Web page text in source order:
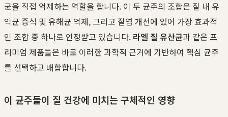
균을 직접 억제하는 역할을 합니다. 이 두 균주의 조합은 질 내 유
익균 증식 및 유해균 억제, 그리고 질염 개선에 있어 가장 효과적
인 조합 중 하나로 인정받고 있습니다. 라엘 질 유산균과 같은 프
리미엄 제품들은 바로 이러한 과학적 근거에 기반하여 핵심 균주
를 선택하고 배합합니다.
이 균주들이 질 건강에 미치는 구체적인 영향